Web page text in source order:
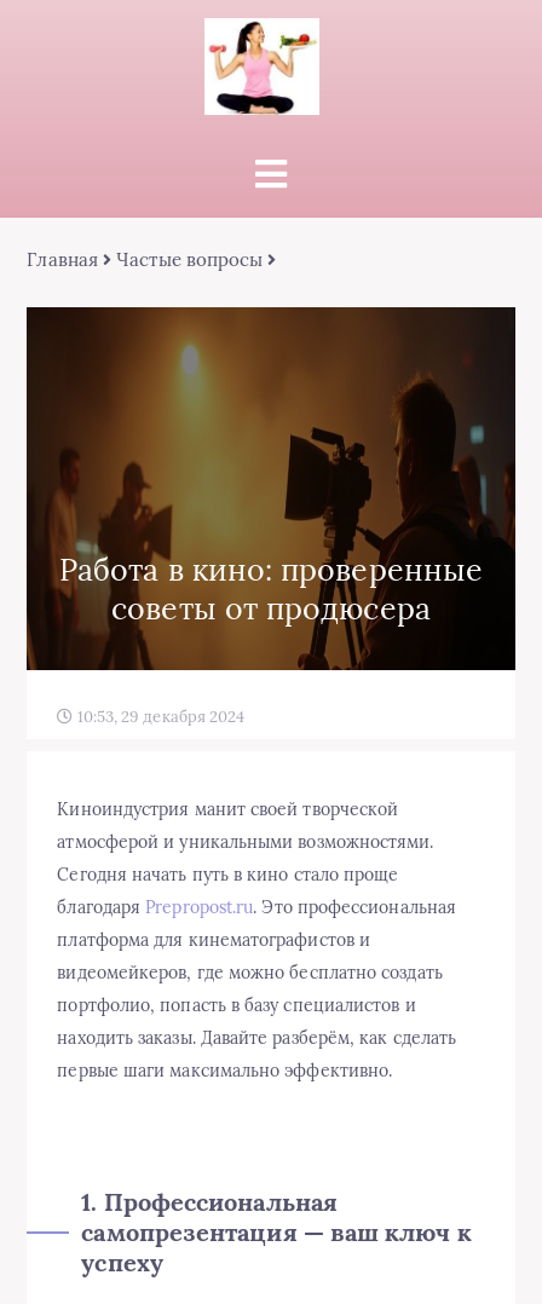
Главная Частые вопросы
Работа в кино: проверенные
советы от продюсера
10:53, 29 декабря 2024
Киноиндустрия манит своей творческой
атмосферой и уникальными возможностями.
Сегодня начать путь в кино стало проще
благодаря Prepropost.ru. Это профессиональная
платформа для кинематографистов и
видеомейкеров, где можно бесплатно создать
портфолио, попасть в базу специалистов и
находить заказы. Давайте разберём, как сделать
первые шаги максимально эффективно.
1. Профессиональная
самопрезентация — ваш ключ к
успеху